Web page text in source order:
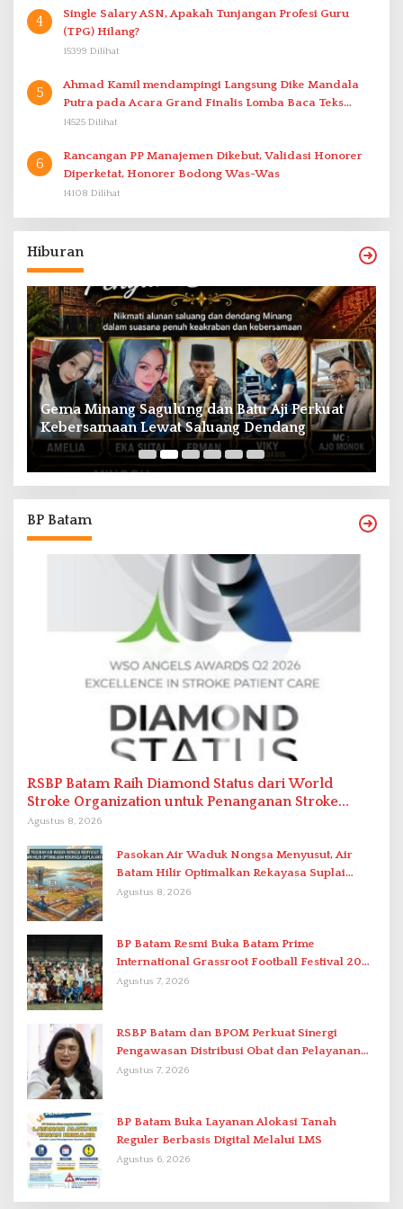
4
Single Salary ASN, Apakah Tunjangan Profesi Guru
(TPG) Hilang?
15399 Dilihat
5
Ahmad Kamil mendampingi Langsung Dike Mandala
Putra pada Acara Grand Finalis Lomba Baca Teks
Proklamasi Mirip Bung Karno di Bali
14525 Dilihat
6
Rancangan PP Manajemen Dikebut, Validasi Honorer
Diperketat, Honorer Bodong Was-Was
14108 Dilihat
Hiburan
Gema Minang Sagulung dan Batu Aji Perkuat
Kebersamaan Lewat Saluang Dendang
BP Batam
RSBP Batam Raih Diamond Status dari World
Stroke Organization untuk Penanganan Stroke
Berstandar Internasional
Agustus 8, 2026
Pasokan Air Waduk Nongsa Menyusut, Air
Batam Hilir Optimalkan Rekayasa Suplai
Antar-IPAM
Agustus 8, 2026
BP Batam Resmi Buka Batam Prime
International Grassroot Football Festival 2026
di Stadion Temenggung Abdul Jamal
Agustus 7, 2026
RSBP Batam dan BPOM Perkuat Sinergi
Pengawasan Distribusi Obat dan Pelayanan
Kefarmasian
Agustus 7, 2026
BP Batam Buka Layanan Alokasi Tanah
Reguler Berbasis Digital Melalui LMS
Agustus 6, 2026